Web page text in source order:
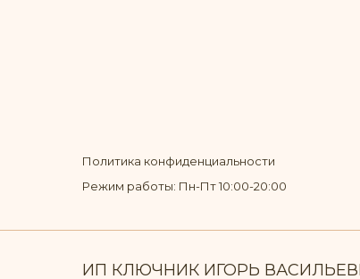
Политика конфиденциальности
Режим работы: Пн-Пт 10:00-20:00
ИП КЛЮЧНИК ИГОРЬ